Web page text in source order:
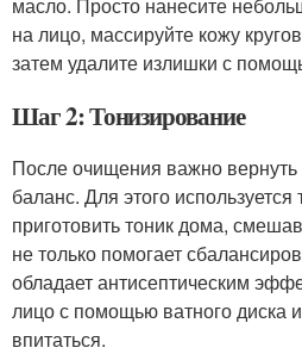
на лицо, массируйте кожу
затем удалите излишки с
Шаг 2: Тонизирование
После очищения важно
баланс. Для этого
приготовить тоник дома,
не только помогает
обладает антисептическим
лицо с помощью ватного диска
впитаться.